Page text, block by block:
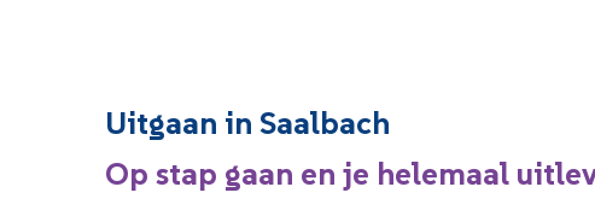
Uitgaan in Saalbach
Op stap gaan en je helemaal